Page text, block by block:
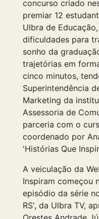
concurso criado
premiar 12
Ulbra de
dificuldades para
sonho da
trajetórias em
cinco minutos,
Superintendência
Marketing da
Assessoria de
parceria com o
coordenado por
'Histórias Que
A veiculação da
Inspiram começou
episódio da série
RS', da Ulbra TV,